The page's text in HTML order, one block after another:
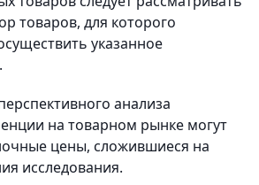
товаров, для которого
указанное
анализа
на товарном рынке могут
цены, сложившиеся на
исследования.